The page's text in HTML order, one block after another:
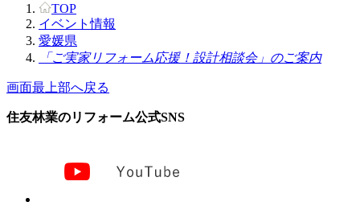
TOP
イベント情報
愛媛県
「ご実家リフォーム応援！設計相談会」のご案内
画面最上部へ戻る
住友林業のリフォーム公式SNS